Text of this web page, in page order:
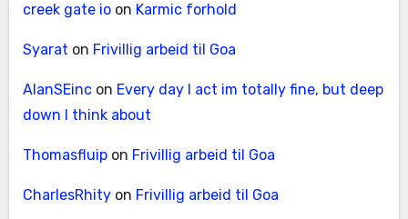
creek gate ioon Karmic forhold
Syarat on Frivillig arbeid til Goa
AlanSEincon Every day I act im totally fine, but deep
down I think about
Thomasfluipon Frivillig arbeid til Goa
CharlesRhityon Frivillig arbeid til Goa